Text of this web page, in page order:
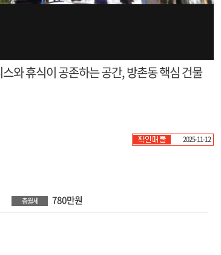
와 휴식이 공존하는 공간, 방촌동 핵심 건물
2025-11-12
총월세 780만원